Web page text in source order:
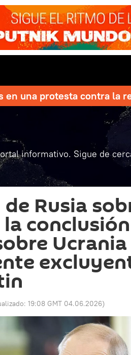
en una protesta contra la
informativo. Sigue de
Rusia
19:08 GMT 04.06.2026)